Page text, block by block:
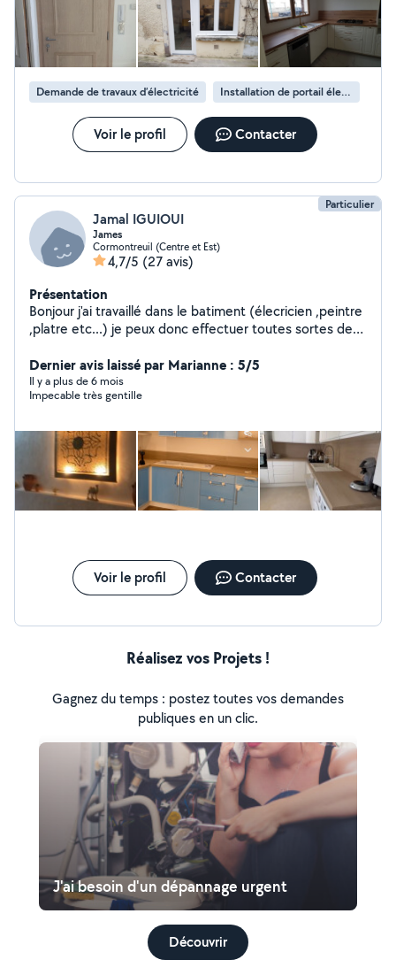
Demande de travaux d’électricité Installation de portail électrique
Voir le profil Contacter
Particulier
Jamal IGUIOUI
James
Cormontreuil (Centre et Est)
4,7/5 (27 avis)
Présentation
Bonjour j'ai travaillé dans le batiment (élecricien ,peintre
,platre etc...) je peux donc effectuer toutes sortes de
monter vos meubles (je dispose d'outillages) et peux
débarrasser grenier ,caves ect....
Dernier avis laissé par Marianne : 5/5
Il y a plus de 6 mois
Impecable très gentille
Voir le profil Contacter
Réalisez vos Projets !
Gagnez du temps : postez toutes vos demandes
publiques en un clic.
J'ai besoin d'un dépannage urgent
Découvrir